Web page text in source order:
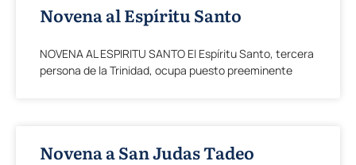
Novena al Espíritu Santo
NOVENA AL ESPIRITU SANTO El Espíritu Santo, tercera
persona de la Trinidad, ocupa puesto preeminente
Novena a San Judas Tadeo